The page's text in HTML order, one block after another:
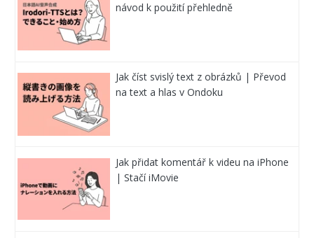
návod k použití přehledně
Jak číst svislý text z obrázků | Převod
na text a hlas v Ondoku
Jak přidat komentář k videu na iPhone
| Stačí iMovie